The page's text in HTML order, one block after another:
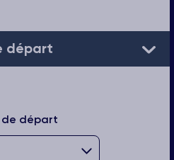
départ
de départ